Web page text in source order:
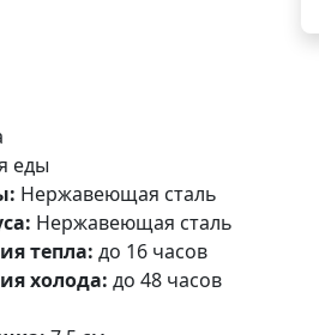
еды
Нержавеющая сталь
Нержавеющая сталь
тепла: до 16 часов
холода: до 48 часов